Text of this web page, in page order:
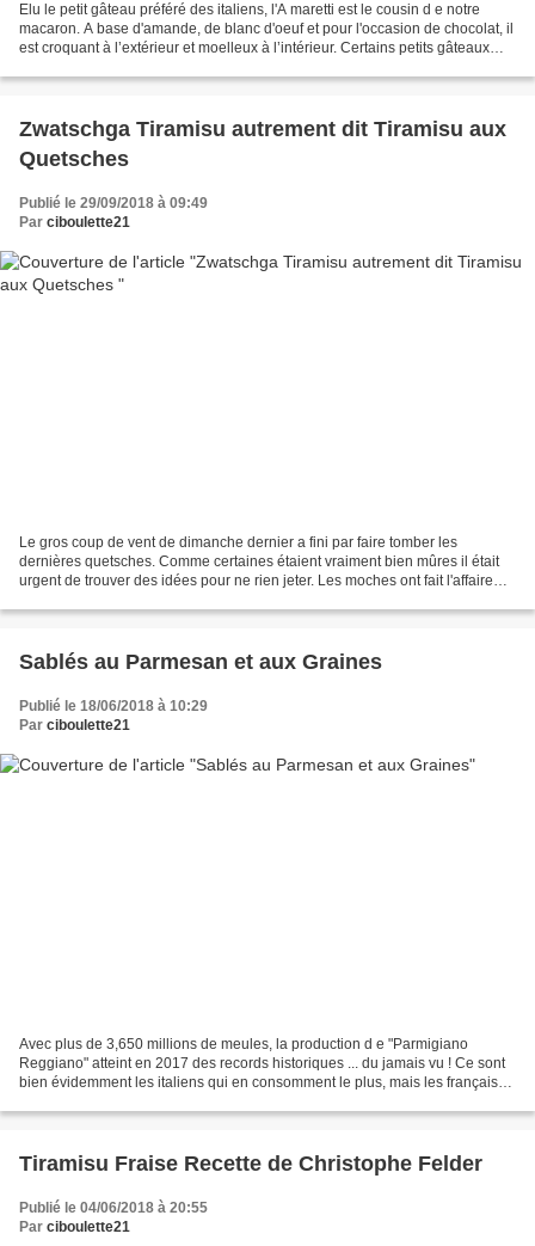
Elu le petit gâteau préféré des italiens, l'A maretti est le cousin d e notre
macaron. A base d'amande, de blanc d'oeuf et pour l'occasion de chocolat, il
est croquant à l’extérieur et moelleux à l’intérieur. Certains petits gâteaux
Zwatschga Tiramisu autrement dit Tiramisu aux
Quetsches
Publié le 29/09/2018 à 09:49
Par ciboulette21
Le gros coup de vent de dimanche dernier a fini par faire tomber les
dernières quetsches. Comme certaines étaient vraiment bien mûres il était
urgent de trouver des idées pour ne rien jeter. Les moches ont fait l'affaire
Sablés au Parmesan et aux Graines
Publié le 18/06/2018 à 10:29
Par ciboulette21
Avec plus de 3,650 millions de meules, la production d e "Parmigiano
Reggiano" atteint en 2017 des records historiques ... du jamais vu ! Ce sont
bien évidemment les italiens qui en consomment le plus, mais les français
Tiramisu Fraise Recette de Christophe Felder
Publié le 04/06/2018 à 20:55
Par ciboulette21